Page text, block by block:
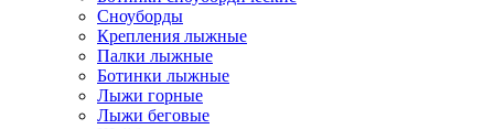
Сноуборды
Крепления лыжные
Палки лыжные
Ботинки лыжные
Лыжи горные
Лыжи беговые